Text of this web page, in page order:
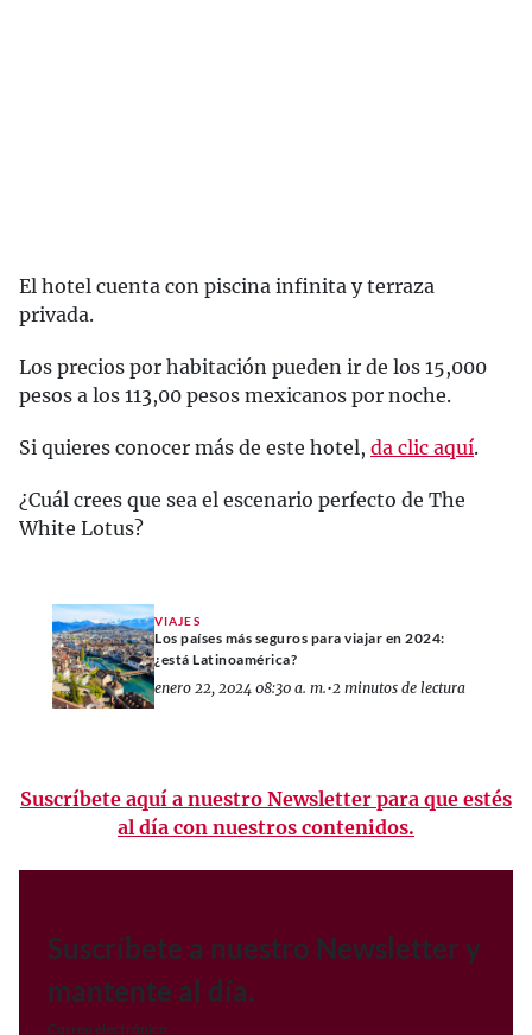
El hotel cuenta con piscina infinita y terraza
privada.
Los precios por habitación pueden ir de los 15,000
pesos a los 113,00 pesos mexicanos por noche.
Si quieres conocer más de este hotel, da clic aquí.
¿Cuál crees que sea el escenario perfecto de The
White Lotus?
VIAJES
Los países más seguros para viajar en 2024:
¿está Latinoamérica?
enero 22, 2024 08:30 a. m.•2 minutos de lectura
Suscríbete aquí a nuestro Newsletter para que estés
al día con nuestros contenidos.
Suscríbete a nuestro Newsletter y
mantente al día.
Correo electrónico